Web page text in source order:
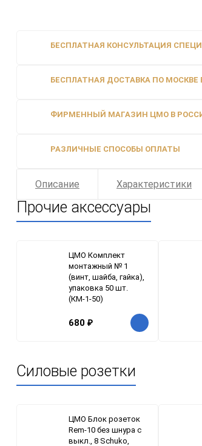
БЕСПЛАТНАЯ КОНСУЛЬТАЦИЯ
БЕСПЛАТНАЯ ДОСТАВКА ПО МОСКВЕ
ФИРМЕННЫЙ МАГАЗИН ЦМО В
РАЗЛИЧНЫЕ СПОСОБЫ ОПЛАТЫ
Описание Характеристики
Прочие аксессуары
ЦМО Комплект
монтажный № 1
(винт, шайба, гайка),
упаковка 50 шт.
(КМ-1-50)
680 ₽
Силовые розетки
ЦМО Блок розеток
Rem-10 без шнура с
выкл., 8 Schuko,